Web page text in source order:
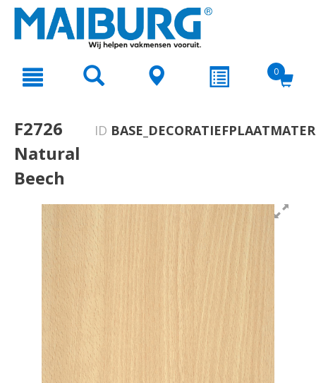
text.skipToNavigation
0
F2726
Natural
Beech
ID